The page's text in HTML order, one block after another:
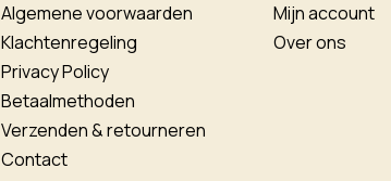
Algemene voorwaarden
Klachtenregeling
Privacy Policy
Betaalmethoden
Verzenden & retourneren
Contact
Mijn account
Over ons